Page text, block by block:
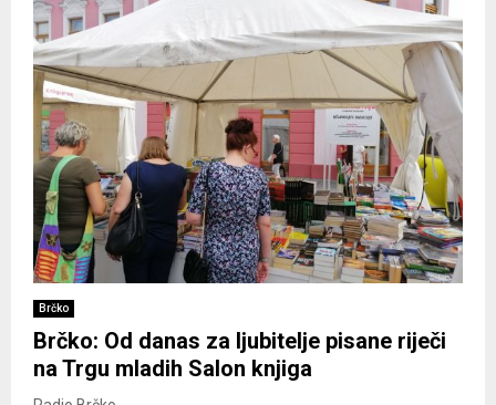
Brčko
Brčko: Od danas za ljubitelje pisane riječi
na Trgu mladih Salon knjiga